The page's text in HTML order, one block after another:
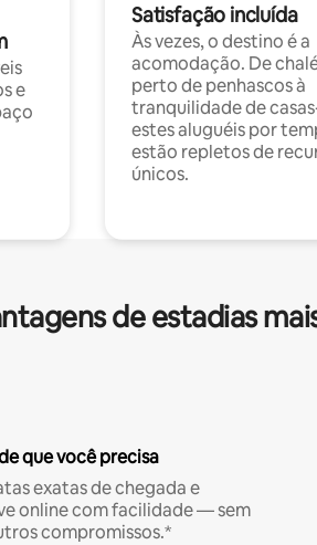
e
Satisfação incluída
Às vezes, o destino é a
acomodação. De
perto de penhascos à
tranquilidade de
estes aluguéis por
estão repletos de
únicos.
de estadias
que você precisa
exatas de chegada e
online com facilidade — sem
compromissos.*